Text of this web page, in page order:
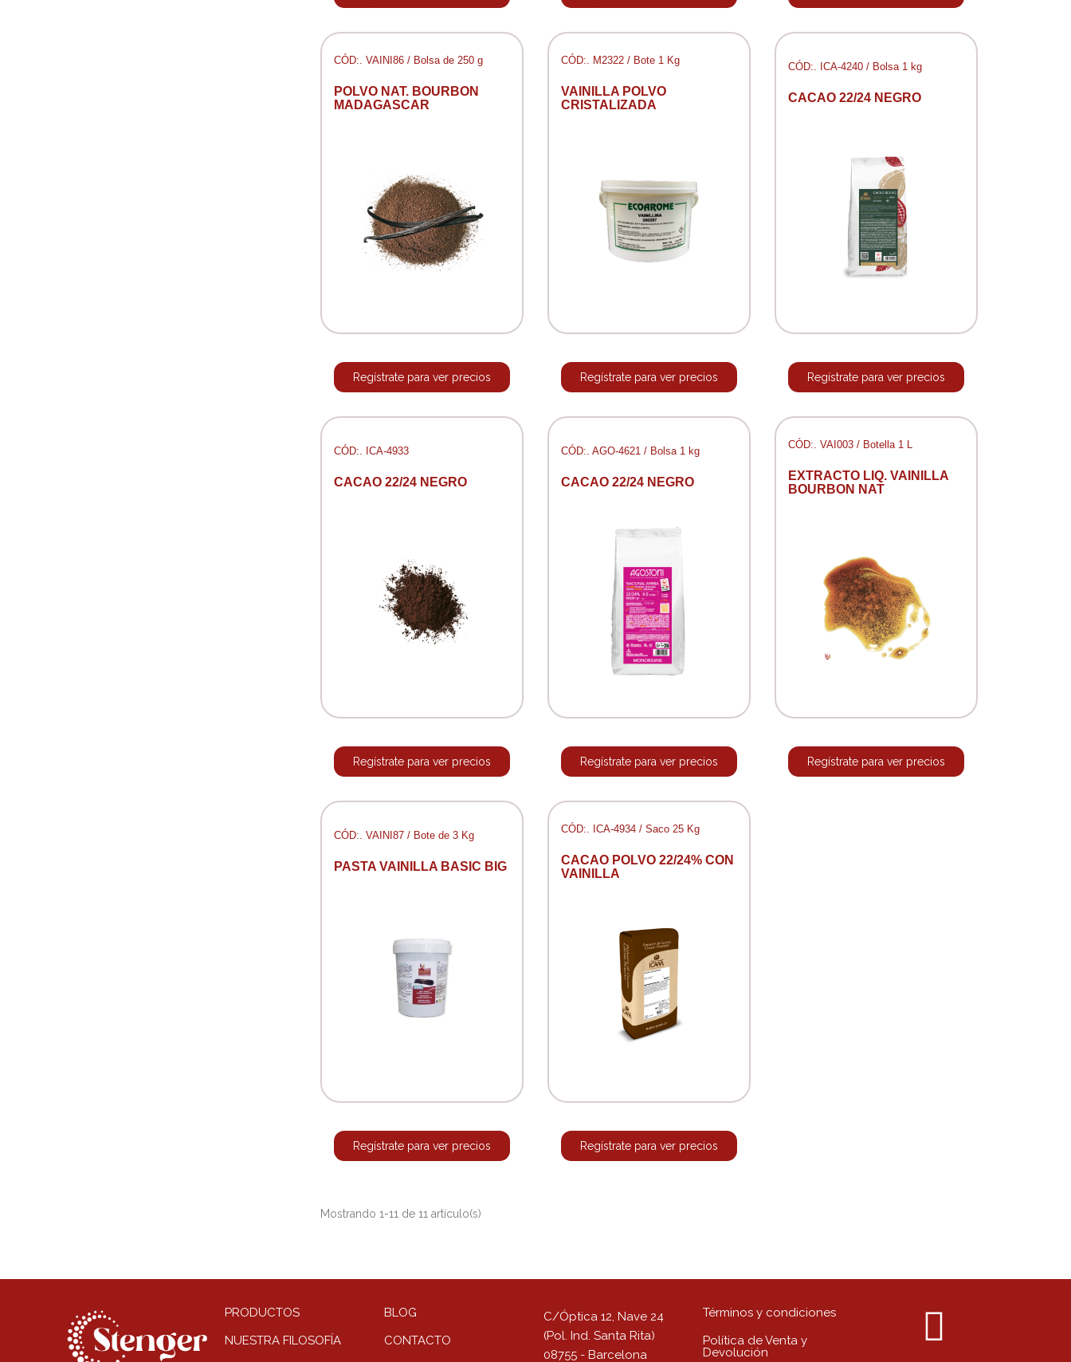
CÓD:. VAINI86 / Bolsa de 250 g
POLVO NAT. BOURBON
MADAGASCAR
Regístrate para ver precios
CÓD:. M2322 / Bote 1 Kg
VAINILLA POLVO
CRISTALIZADA
Regístrate para ver precios
CÓD:. ICA-4240 / Bolsa 1 kg
CACAO 22/24 NEGRO
Regístrate para ver precios
CÓD:. ICA-4933
CACAO 22/24 NEGRO
Regístrate para ver precios
CÓD:. AGO-4621 / Bolsa 1 kg
CACAO 22/24 NEGRO
Regístrate para ver precios
CÓD:. VAI003 / Botella 1 L
EXTRACTO LIQ. VAINILLA
BOURBON NAT
Regístrate para ver precios
CÓD:. VAINI87 / Bote de 3 Kg
PASTA VAINILLA BASIC BIG
Regístrate para ver precios
CÓD:. ICA-4934 / Saco 25 Kg
CACAO POLVO 22/24% CON
VAINILLA
Regístrate para ver precios
Mostrando 1-11 de 11 artículo(s)
PRODUCTOS
NUESTRA FILOSOFÍA
BLOG
CONTACTO
C/Óptica 12, Nave 24
(Pol. Ind. Santa Rita)
08755 - Barcelona
Términos y condiciones
Política de Venta y
Devolución